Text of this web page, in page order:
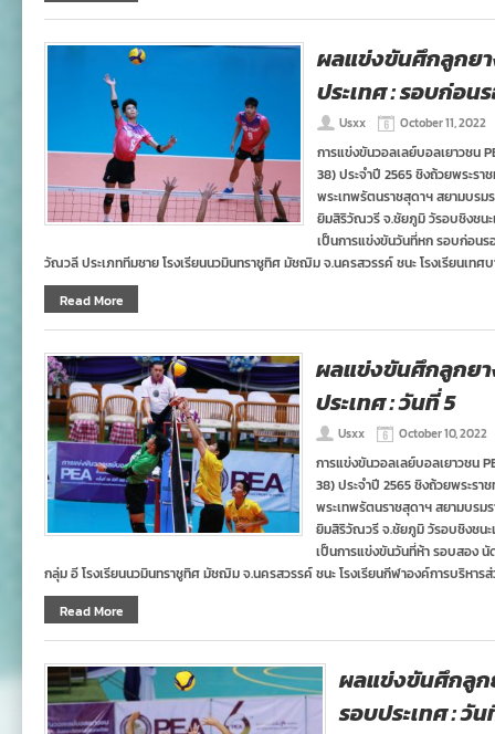
ผลแข่งขันศึกลูกยา
ประเทศ : รอบก่อน
Usxx October 11, 2022
การแข่งขันวอลเลย์บอลเยาวชน
38) ประจำปี 2565 ชิงถ้วยพระรา
พระเทพรัตนราชสุดาฯ สยามบรม
ยิมสิริวัณวรี จ.ชัยภูมิ วัรอบชิงชน
เป็นการแข่งขันวันที่หก รอบก่อน
วัณวลี ประเภททีมชาย โรงเรียนนวมินทราชูทิศ มัชฌิม จ.นครสวรรค์ ชนะ โรงเรียนเท
Read More
ผลแข่งขันศึกลูกยา
ประเทศ : วันที่ 5
Usxx October 10, 2022
การแข่งขันวอลเลย์บอลเยาวชน
38) ประจำปี 2565 ชิงถ้วยพระรา
พระเทพรัตนราชสุดาฯ สยามบรม
ยิมสิริวัณวรี จ.ชัยภูมิ วัรอบชิงชน
เป็นการแข่งขันวันที่ห้า รอบสอง
กลุ่ม อี โรงเรียนนวมินทราชูทิศ มัชฌิม จ.นครสวรรค์ ชนะ โรงเรียนกีฬาองค์การบริห
Read More
ผลแข่งขันศึกลูก
รอบประเทศ : วัน